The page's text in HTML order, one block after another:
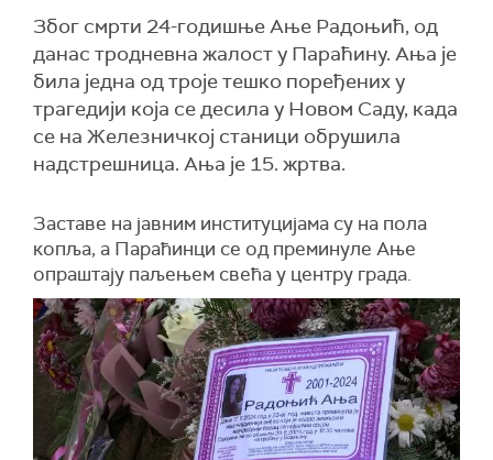
Због смрти 24-годишње Ање Радоњић, од
данас тродневна жалост у Параћину. Ања је
била једна од троје тешко поређених у
трагедији која се десила у Новом Саду, када
се на Железничкој станици обрушила
надстрешница. Ања је 15. жртва.
Заставе на јавним институцијама су на пола
копља, а Параћинци се од преминуле Ање
опраштају паљењем свећа у центру града.